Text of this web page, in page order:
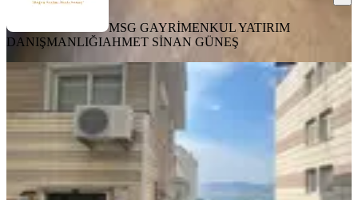
MSG GAYRİMENKUL YATIRIM
DANIŞMANLIĞIAHMET SİNAN GÜNEŞ
YENİ
Konak Kılıçreis Fırsat Daire
Konak, Kılıç Reis Mahallesi
2+1·115 m² ·Yüksek giriş 06.08.2026
3.450.000 ₺